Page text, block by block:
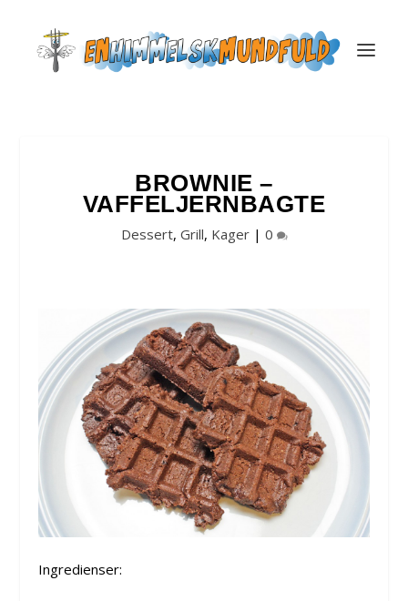
BROWNIE –
VAFFELJERNBAGTE
Dessert, Grill, Kager| 0
Ingredienser: